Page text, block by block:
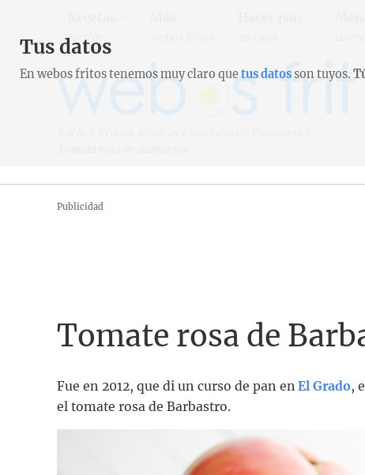
fáciles
Publicidad
Tomate rosa de
Fue en 2012, que di un curso de pan en El Grado,
el tomate rosa de Barbastro.
Tus datos
En webos fritos tenemos muy claro quetus datosson tuyos.